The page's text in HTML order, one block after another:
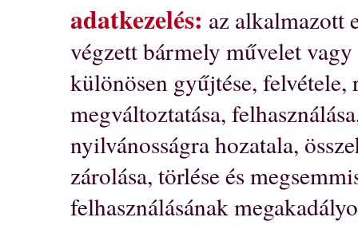
adatkezelés: az alkalmazott
végzett bármely művelet
különösen gyűjtése, felvétele,
megváltoztatása,
nyilvánosságra hozatala,
zárolása, törlése és
felhasználásának